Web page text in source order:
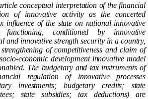
conceptual interpretation of the financial
of innovative activity as the concerted
influence of the state on national innovative
functioning, conditioned by innovative
and innovative strength security in a country,
of competitiveness and claim of
economic development innovative model
d. The budgetary and tax instruments of
regulation
of innovative processes
investments; budgetary credits; state
state subsidies; tax deductions) are